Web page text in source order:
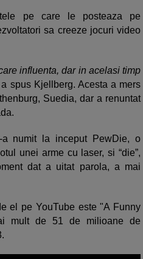
pe care le posteaza pe
sa creeze jocuri video
influenta, dar in acelasi timp
spus Kjellberg. Acesta a mers
Suedia, dar a renuntat
numit la inceput PewDie, o
unei arme cu laser, si “die”,
dat a uitat parola, a mai
el pe YouTube este "A Funny
mult de 51 de milioane de